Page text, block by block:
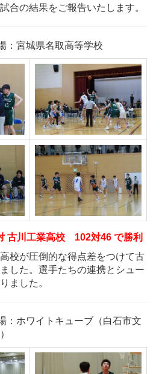
合の結果をご報告いたします。
：宮城県名取高等学校
古川工業高校 102対46 で勝利
校が圧倒的な得点差をつけて古
した。選手たちの連携とシュー
ました。
：ホワイトキューブ（白石市文